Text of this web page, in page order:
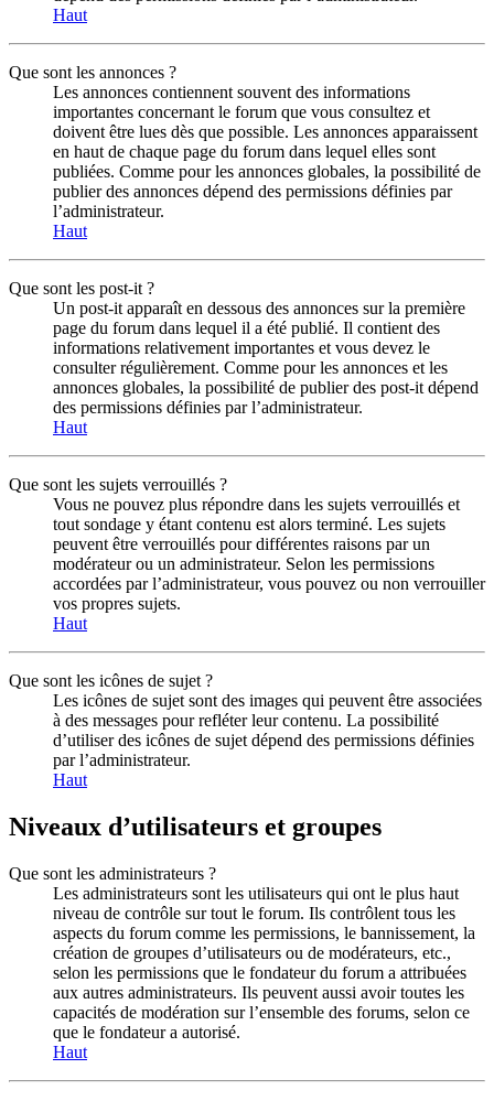
Haut
Que sont les annonces ?
Les annonces contiennent souvent des informations
importantes concernant le forum que vous consultez et
doivent être lues dès que possible. Les annonces apparaissent
en haut de chaque page du forum dans lequel elles sont
publiées. Comme pour les annonces globales, la possibilité de
publier des annonces dépend des permissions définies par
l’administrateur.
Haut
Que sont les post-it ?
Un post-it apparaît en dessous des annonces sur la première
page du forum dans lequel il a été publié. Il contient des
informations relativement importantes et vous devez le
consulter régulièrement. Comme pour les annonces et les
annonces globales, la possibilité de publier des post-it dépend
des permissions définies par l’administrateur.
Haut
Que sont les sujets verrouillés ?
Vous ne pouvez plus répondre dans les sujets verrouillés et
tout sondage y étant contenu est alors terminé. Les sujets
peuvent être verrouillés pour différentes raisons par un
modérateur ou un administrateur. Selon les permissions
accordées par l’administrateur, vous pouvez ou non verrouiller
vos propres sujets.
Haut
Que sont les icônes de sujet ?
Les icônes de sujet sont des images qui peuvent être associées
à des messages pour refléter leur contenu. La possibilité
d’utiliser des icônes de sujet dépend des permissions définies
par l’administrateur.
Haut
Niveaux d’utilisateurs et groupes
Que sont les administrateurs ?
Les administrateurs sont les utilisateurs qui ont le plus haut
niveau de contrôle sur tout le forum. Ils contrôlent tous les
aspects du forum comme les permissions, le bannissement, la
création de groupes d’utilisateurs ou de modérateurs, etc.,
selon les permissions que le fondateur du forum a attribuées
aux autres administrateurs. Ils peuvent aussi avoir toutes les
capacités de modération sur l’ensemble des forums, selon ce
que le fondateur a autorisé.
Haut